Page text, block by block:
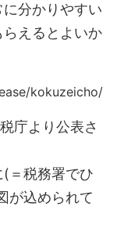
分かりやすい
えるとよいか
kokuzeicho/
庁より公表さ
＝税務署でひ
が込められて